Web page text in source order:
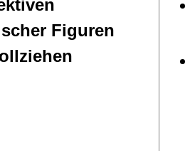
Figuren